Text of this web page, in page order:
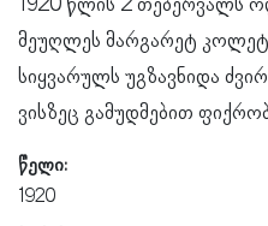
1920 წლის 2 თებერვალს
მეუღლეს მარგარეტ
სიყვარულს უგზავნიდა
ვისზეც გამუდმებით
წელი:
1920